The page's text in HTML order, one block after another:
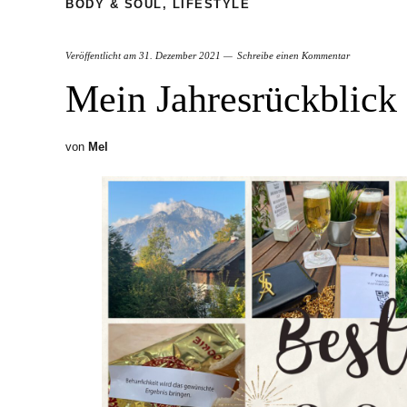
BODY & SOUL , LIFESTYLE
Veröffentlicht am 31. Dezember 2021 Schreibe einen Kommentar
Mein Jahresrückblick
von Mel